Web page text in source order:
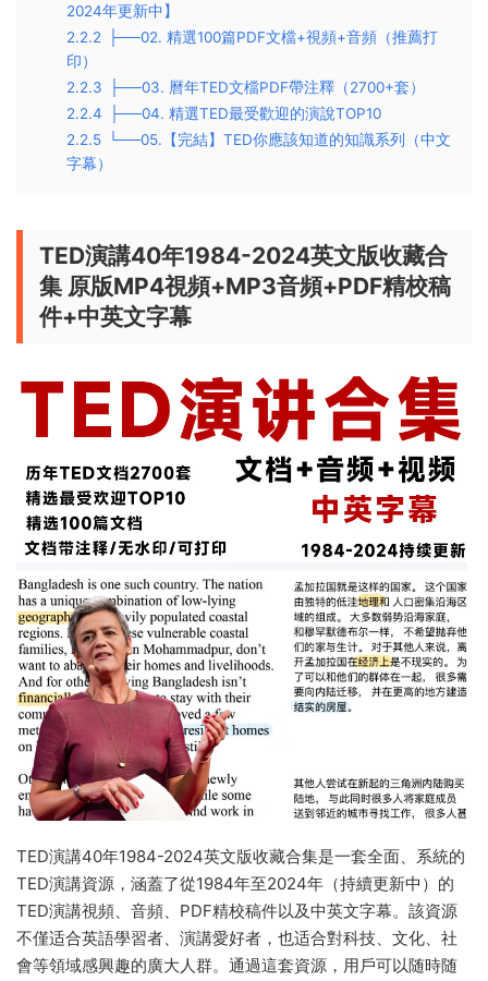
2024年更新中】
2.2.2
├──02. 精選100篇PDF文檔+視頻+音頻（推薦打
印）
2.2.3
├──03. 曆年TED文檔PDF帶注釋（2700+套）
2.2.4
├──04. 精選TED最受歡迎的演說TOP10
2.2.5
└──05.【完結】TED你應該知道的知識系列（中文
字幕）
TED演講40年1984-2024英文版收藏合
集 原版MP4視頻+MP3音頻+PDF精校稿
件+中英文字幕
TED演講40年1984-2024英文版收藏合集是一套全面、系統的
TED演講資源，涵蓋了從1984年至2024年（持續更新中）的
TED演講視頻、音頻、PDF精校稿件以及中英文字幕。該資源
不僅适合英語學習者、演講愛好者，也适合對科技、文化、社
會等領域感興趣的廣大人群。通過這套資源，用戶可以随時随